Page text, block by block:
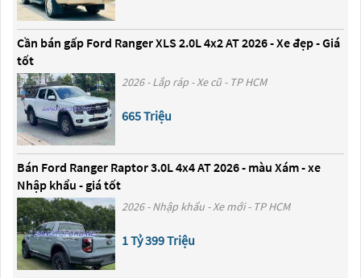
Cần bán gấp Ford Ranger XLS 2.0L 4x2 AT 2026 - Xe đẹp - Giá
tốt
2026 - Lắp ráp - Xe cũ - TP HCM
665 Triệu
Bán Ford Ranger Raptor 3.0L 4x4 AT 2026 - màu Xám - xe
Nhập khẩu - giá tốt
2026 - Nhập khẩu - Xe mới - TP HCM
1 Tỷ 399 Triệu